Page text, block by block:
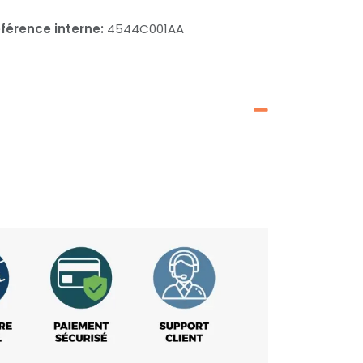
interne: 4544C001AA